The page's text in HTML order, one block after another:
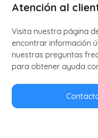
Atención al
Visita nuestra página
encontrar información
nuestras preguntas
para obtener ayuda